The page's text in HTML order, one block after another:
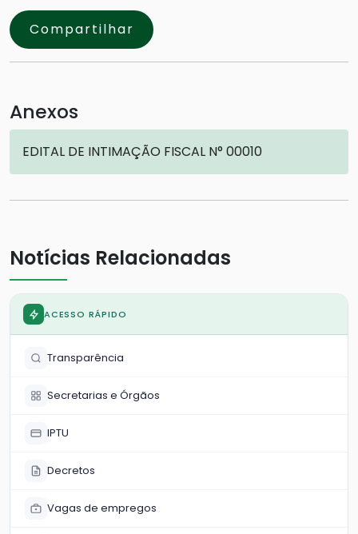
Compartilhar
Anexos
EDITAL DE INTIMAÇÃO FISCAL N° 00010
Notícias Relacionadas
ACESSO RÁPIDO
Transparência
Secretarias e Órgãos
IPTU
Decretos
Vagas de empregos